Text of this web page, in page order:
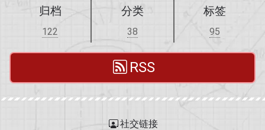
归档
122
分类
38
标签
95
RSS
社交链接